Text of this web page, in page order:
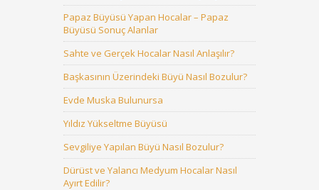
Papaz Büyüsü Yapan Hocalar – Papaz
Büyüsü Sonuç Alanlar
Sahte ve Gerçek Hocalar Nasıl Anlaşılır?
Başkasının Üzerindeki Büyü Nasıl Bozulur?
Evde Muska Bulunursa
Yıldız Yükseltme Büyüsü
Sevgiliye Yapılan Büyü Nasıl Bozulur?
Dürüst ve Yalancı Medyum Hocalar Nasıl
Ayırt Edilir?